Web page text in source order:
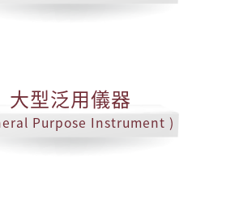
大型泛用儀器
Purpose Instrument )